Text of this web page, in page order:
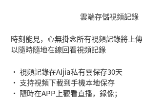
雲端存儲視頻記錄
時刻能見，心無掛念所有視頻記錄將上
以隨時隨地在線回看視頻記錄
• 視頻記錄在AIjia私有雲保存30天
• 支持視頻下載到手機本地保存
• 隨時在APP上觀看直播，錄像；